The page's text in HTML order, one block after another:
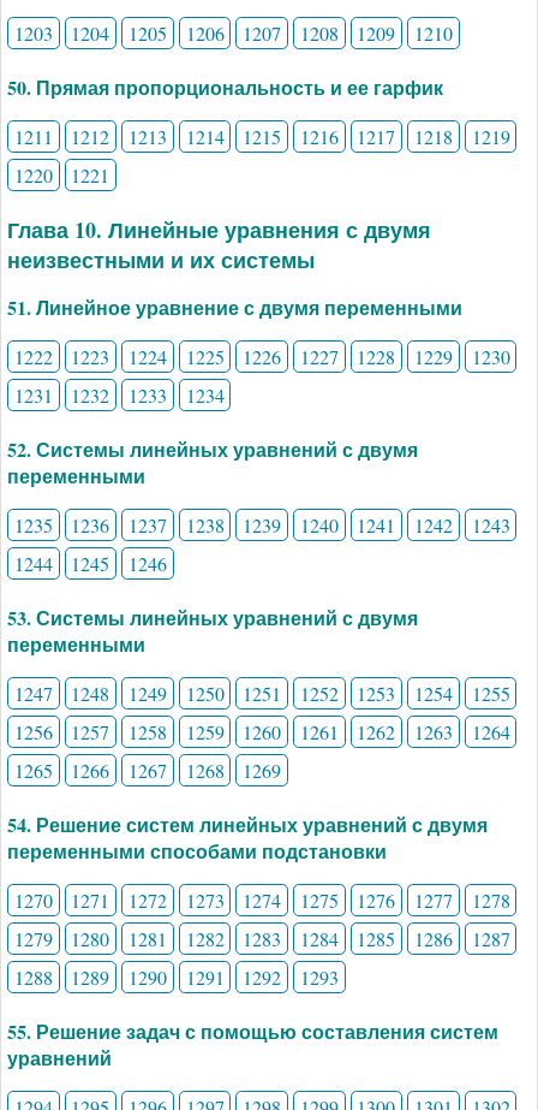
1203 1204 1205 1206 1207 1208 1209 1210
50. Прямая пропорциональность и ее гарфик
1211 1212 1213 1214 1215 1216 1217 1218
1219
1220
1221
Глава 10. Линейные уравнения с двумя
неизвестными и их системы
51. Линейное уравнение с двумя переменными
1222 1223 1224 1225 1226 1227 1228 1229
1230
1231
1232 1233 1234
52. Системы линейных уравнений с двумя
переменными
1235 1236 1237 1238 1239 1240 1241 1242
1243
1244
1245 1246
53. Системы линейных уравнений с двумя
переменными
1247 1248 1249 1250 1251 1252 1253 1254
1255
1256
1257 1258 1259 1260 1261 1262 1263
1264
1265
1266 1267 1268 1269
54. Решение систем линейных уравнений с двумя
переменными способами подстановки
1270 1271 1272 1273 1274 1275 1276 1277
1278
1279
1280 1281 1282 1283 1284 1285 1286
1287
1288
1289 1290 1291 1292 1293
55. Решение задач с помощью составления систем
уравнений